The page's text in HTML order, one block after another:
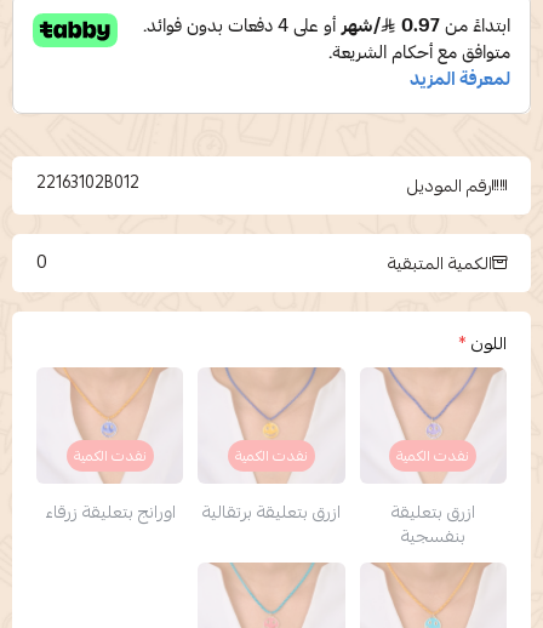
رقم الموديل 22163102B012
الكمية المتبقية 0
اللون*
نفدت الكمية
ازرق بتعليقة
بنفسجية
نفدت الكمية
ازرق بتعليقة برتقالية
نفدت الكمية
اورانج بتعليقة زرقاء